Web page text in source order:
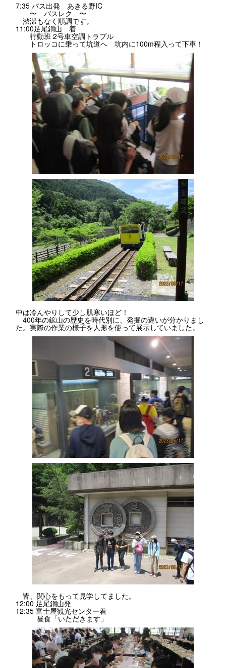
7:35 バス出発 あきる野IC
〜 バスレク 〜
渋滞もなく順調です。
11:00足尾銅山 着
行動班 2号車空調トラブル
トロッコに乗って坑道へ 坑内に100m程入って下車！
中は冷んやりして少し肌寒いほど！
400年の鉱山の歴史を時代別に、発掘の違いが分かりまし
た。実際の作業の様子を人形を使って展示していました。
皆、関心をもって見学してました。
12:00 足尾銅山発
12:35 富士屋観光センター着
昼食「いただきます」